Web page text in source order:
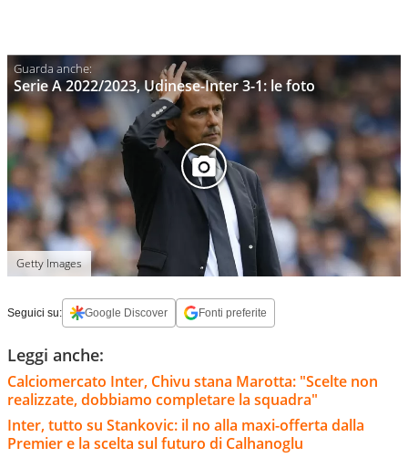
Serie A 2022/2023, Udinese-Inter 3-1: le foto
Getty Images
Seguici su: Google Discover Fonti preferite
Leggi anche:
Calciomercato Inter, Chivu stana Marotta: "Scelte non
realizzate, dobbiamo completare la squadra"
Inter, tutto su Stankovic: il no alla maxi-offerta dalla
Premier e la scelta sul futuro di Calhanoglu